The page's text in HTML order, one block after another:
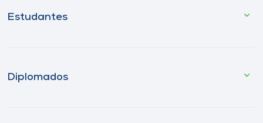
Estudantes
Diplomados